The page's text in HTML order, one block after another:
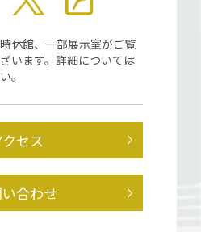
休館、一部展示室がご覧
います。詳細については
。
クセス
合わせ